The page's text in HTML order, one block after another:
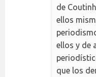
de
ellos
ellos y de
que los